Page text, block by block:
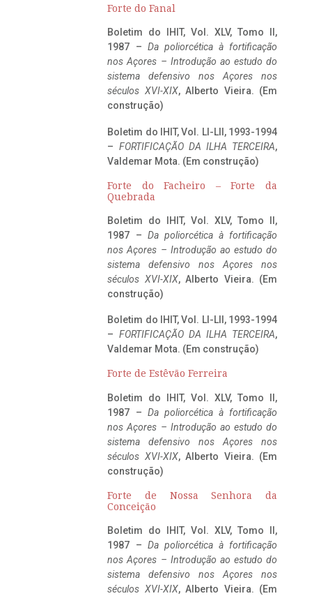
Forte do Fanal
Boletim do IHIT, Vol. XLV, Tomo II,
1987 – Da poliorcética à fortificação
nos Açores – Introdução ao estudo do
sistema defensivo nos Açores nos
séculos XVI-XIX, Alberto Vieira. (Em
construção)
Boletim do IHIT, Vol. LI-LII, 1993-1994
– FORTIFICAÇÃO DA ILHA TERCEIRA,
Valdemar Mota. (Em construção)
Forte do Facheiro – Forte da
Quebrada
Boletim do IHIT, Vol. XLV, Tomo II,
1987 – Da poliorcética à fortificação
nos Açores – Introdução ao estudo do
sistema defensivo nos Açores nos
séculos XVI-XIX, Alberto Vieira. (Em
construção)
Boletim do IHIT, Vol. LI-LII, 1993-1994
– FORTIFICAÇÃO DA ILHA TERCEIRA,
Valdemar Mota. (Em construção)
Forte de Estêvão Ferreira
Boletim do IHIT, Vol. XLV, Tomo II,
1987 – Da poliorcética à fortificação
nos Açores – Introdução ao estudo do
sistema defensivo nos Açores nos
séculos XVI-XIX, Alberto Vieira. (Em
construção)
Forte de Nossa Senhora da
Conceição
Boletim do IHIT, Vol. XLV, Tomo II,
1987 – Da poliorcética à fortificação
nos Açores – Introdução ao estudo do
sistema defensivo nos Açores nos
séculos XVI-XIX, Alberto Vieira. (Em